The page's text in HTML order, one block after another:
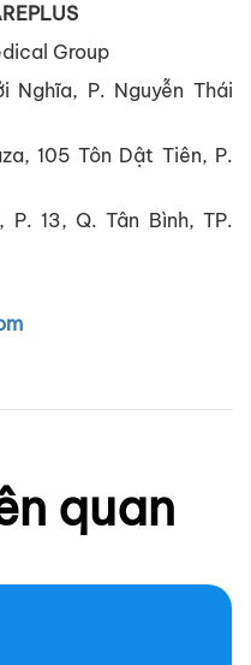
Group
Nghĩa, P. Nguyễn Thái
105 Tôn Dật Tiên, P.
P. 13, Q. Tân Bình, TP.
quan